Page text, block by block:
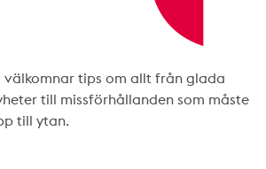
välkomnar tips om allt från glada
till missförhållanden som måste
till ytan.